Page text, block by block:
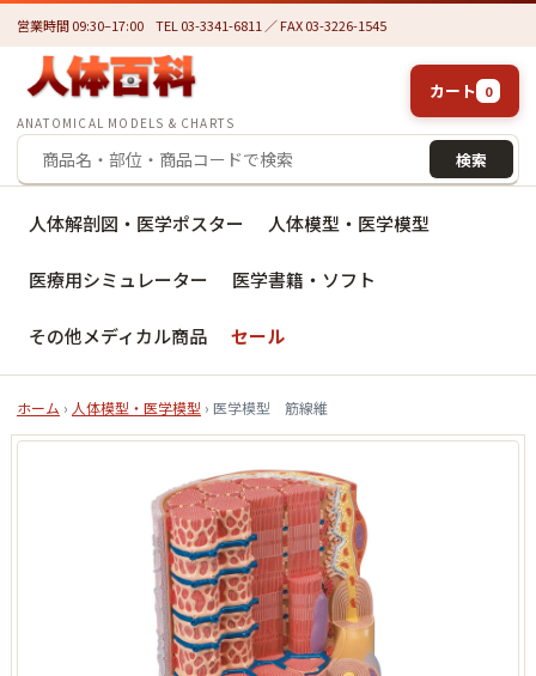
営業時間 09:30–17:00 TEL 03-3341-6811 ／ FAX 03-3226-1545
ANATOMICAL MODELS & CHARTS
検索
カート 0
人体解剖図・医学ポスター 人体模型・医学模型
医療用シミュレーター 医学書籍・ソフト
その他メディカル商品 セール
ホーム › 人体模型・医学模型 › 医学模型 筋線維